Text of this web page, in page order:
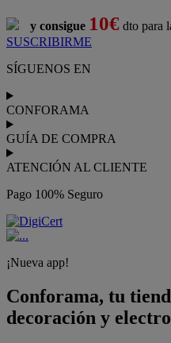
y consigue 10€ dto para
SUSCRIBIRME
SÍGUENOS EN
CONFORAMA
GUÍA DE COMPRA
ATENCIÓN AL CLIENTE
Pago 100% Seguro
¡Nueva app!
Conforama, tu
decoración y